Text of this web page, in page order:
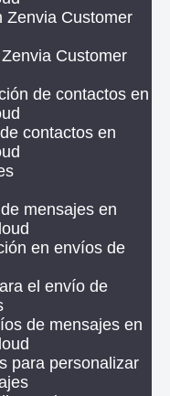
Zenvia Customer
Customer
de contactos en
contactos en
mensajes en
en envíos de
el envío de
de mensajes en
para personalizar